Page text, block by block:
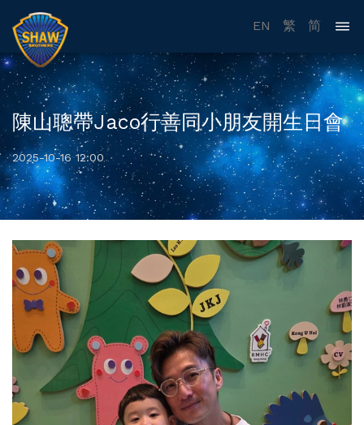
EN 繁 简
陳山聰帶Jaco行善同小朋友開生日會
2025-10-16 12:00